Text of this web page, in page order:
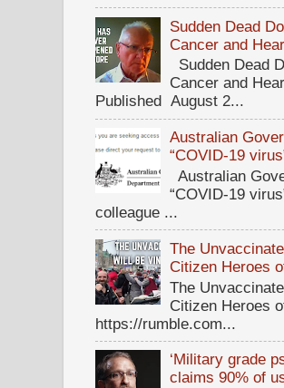
Sudden Dead
Cancer and
Sudden Dead
Cancer and
Published August 2...
Australian
“COVID-19
Australian
“COVID-19
colleague ...
The
Citizen Heroes
The
Citizen Heroes
https://rumble.com...
‘Military grade
claims 90% of